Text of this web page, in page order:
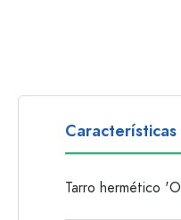
Tarro hermético